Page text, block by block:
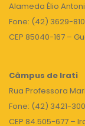
Alameda Élio
Fone: (42) 3629-
CEP 85040-167 –
Câmpus de Irati
Rua Professora
Fone: (42) 3421-
CEP 84.505-677 –